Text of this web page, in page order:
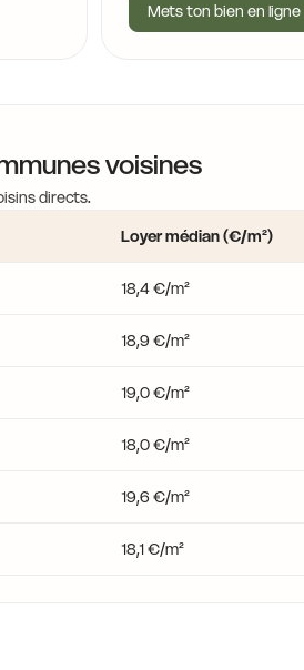
Mets ton bien en ligne
voisines
directs.
Loyer médian (€/m²)
18,4 €/m²
18,9 €/m²
19,0 €/m²
18,0 €/m²
19,6 €/m²
18,1 €/m²